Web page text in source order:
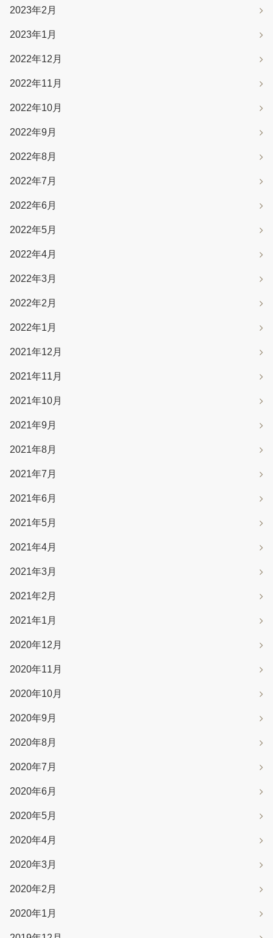
2023年2月
2023年1月
2022年12月
2022年11月
2022年10月
2022年9月
2022年8月
2022年7月
2022年6月
2022年5月
2022年4月
2022年3月
2022年2月
2022年1月
2021年12月
2021年11月
2021年10月
2021年9月
2021年8月
2021年7月
2021年6月
2021年5月
2021年4月
2021年3月
2021年2月
2021年1月
2020年12月
2020年11月
2020年10月
2020年9月
2020年8月
2020年7月
2020年6月
2020年5月
2020年4月
2020年3月
2020年2月
2020年1月